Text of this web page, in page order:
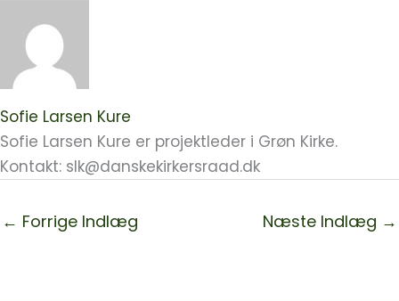
Sofie Larsen Kure
Sofie Larsen Kure er projektleder i Grøn Kirke.
Kontakt: slk@danskekirkersraad.dk
← Forrige Indlæg Næste Indlæg →